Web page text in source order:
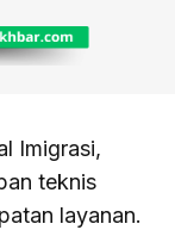
Imigrasi,
teknis
layanan.